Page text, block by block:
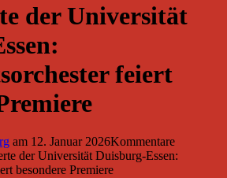
der Universität
feiert
am 12. Januar 2026Kommentare
der Universität Duisburg-Essen:
besondere Premiere